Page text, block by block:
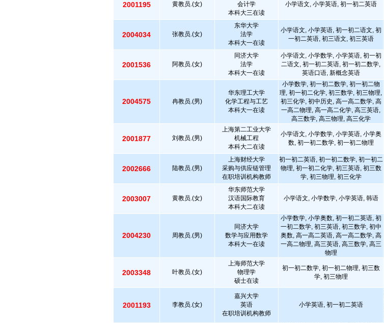
2001195 黄教员.(女)
会计学
本科大三在读
小学语文, 小学英语, 初一初二英语
2004034 张教员.(女)
东华大学
法学
本科大一在读
小学语文, 小学英语, 初一初二语文, 初
一初二英语, 初三语文, 初三英语
2001536 阿教员.(女)
同济大学
法学
本科大一在读
小学语文, 小学数学, 小学英语, 初一初
二语文, 初一初二英语, 初一初二数学,
英语口语, 新概念英语
2004575 冉教员.(男)
华东理工大学
化学工程与工艺
本科大一在读
小学数学, 初一初二数学, 初一初二物
理, 初一初二化学, 初三数学, 初三物理,
初三化学, 初中历史, 高一高二数学, 高
一高二物理, 高一高二化学, 高三英语,
高三数学, 高三物理, 高三化学
2001877 刘教员.(男)
上海第二工业大学
机械工程
本科大二在读
小学语文, 小学数学, 小学英语, 小学奥
数, 初一初二数学, 初一初二物理
2002666 陆教员.(男)
上海财经大学
采购与供应链管理
在职培训机构教师
初一初二英语, 初一初二数学, 初一初二
物理, 初一初二化学, 初三英语, 初三数
学, 初三物理, 初三化学
2003007 黄教员.(女)
华东师范大学
汉语国际教育
本科大二在读
小学语文, 小学数学, 小学英语, 韩语
2004230 周教员.(男)
同济大学
数学与应用数学
本科大一在读
小学数学, 小学奥数, 初一初二英语, 初
一初二数学, 初三英语, 初三数学, 初中
奥数, 高一高二英语, 高一高二数学, 高
一高二物理, 高三英语, 高三数学, 高三
物理
2003348 叶教员.(女)
上海师范大学
物理学
硕士在读
初一初二数学, 初一初二物理, 初三数
学, 初三物理
2001193 李教员.(女)
嘉兴大学
英语
在职培训机构教师
小学英语, 初一初二英语